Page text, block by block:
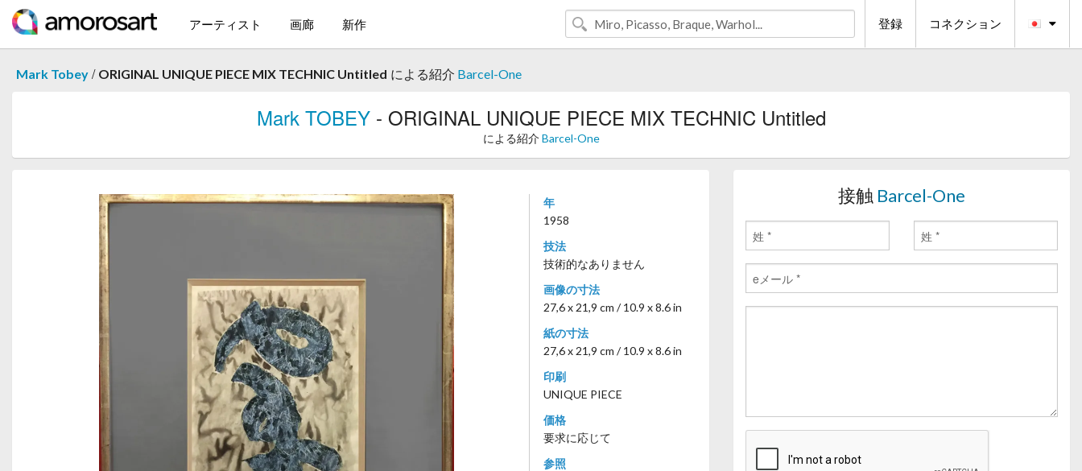
アーティスト 画廊 新作 登録 コネクション
Mark Tobey / ORIGINAL UNIQUE PIECE MIX TECHNIC Untitled による紹介 Barcel-One
Mark TOBEY- ORIGINAL UNIQUE PIECE MIX TECHNIC Untitled
による紹介 Barcel-One
年
1958
技法
技術的なありません
画像の寸法
27,6 x 21,9 cm / 10.9 x 8.6 in
紙の寸法
27,6 x 21,9 cm / 10.9 x 8.6 in
印刷
UNIQUE PIECE
価格
要求に応じて
参照
接触 Barcel-One